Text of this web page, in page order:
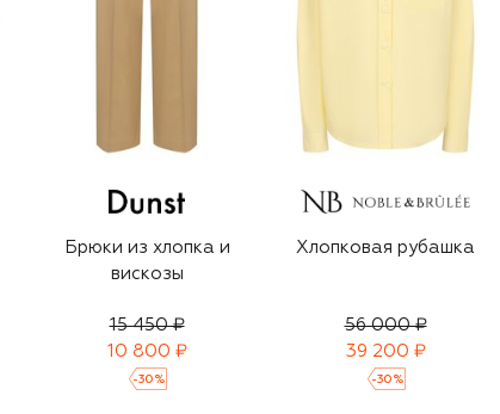
Брюки из хлопка и
вискозы
15 450 ₽
10 800 ₽
-30 %
Хлопковая рубашка
56 000 ₽
39 200 ₽
-30 %